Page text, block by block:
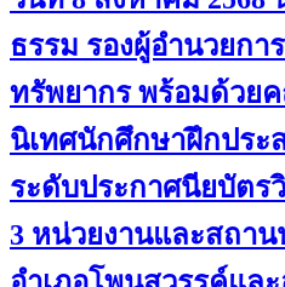
ธรรม รองผู้อำนวยกา
ทรัพยากร พร้อมด้วย
นิเทศนักศึกษาฝึกปร
ระดับประกาศนียบัต
3 หน่วยงานและสถาน